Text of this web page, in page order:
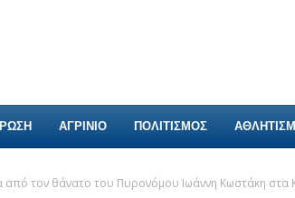
ΑΓΡΙΝΙΟ ΠΟΛΙΤΙΣΜΟΣ
από τον θάνατο του Πυρονόμου Ιωάννη Κωστάκη στα